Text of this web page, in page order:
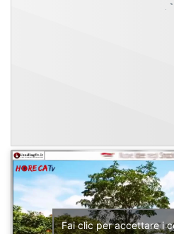
Fai clic per accettare i